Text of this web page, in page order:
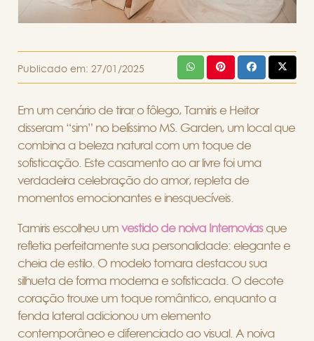
Publicado em: 27/01/2025
Em um cenário de tirar o fôlego, Tamiris e Heitor
disseram “sim” no belíssimo MS. Garden, um local que
combina a beleza natural com um toque de
sofisticação. Este casamento ao ar livre foi uma
verdadeira celebração do amor, repleta de
momentos emocionantes e inesquecíveis.
Tamiris escolheu um vestido de noiva Internoviasque
refletia perfeitamente sua personalidade: elegante e
cheia de estilo. O modelo tomara destacou sua
silhueta de forma moderna e sofisticada. O decote
coração trouxe um toque romântico, enquanto a
fenda lateral adicionou um elemento
contemporâneo e diferenciado ao visual. A noiva